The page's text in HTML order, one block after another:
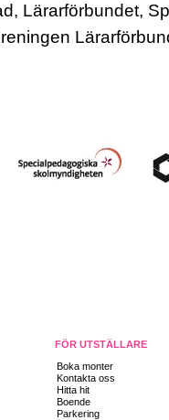
Lärarförbundet,
FÖR UTSTÄLLARE
Boka monter
Kontakta oss
Hitta hit
Boende
Parkering